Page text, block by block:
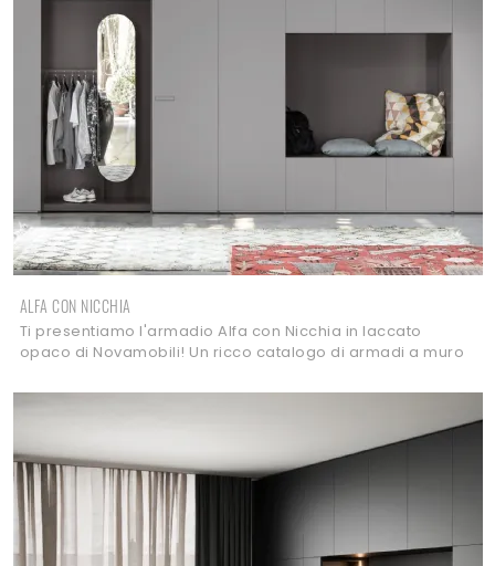
ALFA CON NICCHIA
Ti presentiamo l'armadio Alfa con Nicchia in laccato
opaco di Novamobili! Un ricco catalogo di armadi a muro